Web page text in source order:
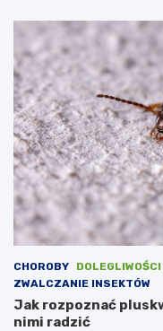
z
i
e
ć
o
t
e
j
d
o
l
e
g
l
i
w
CHOROBY DOLEGLIWOŚCI
ZWALCZANIE INSEKTÓW
Jak rozpoznać
nimi radzić